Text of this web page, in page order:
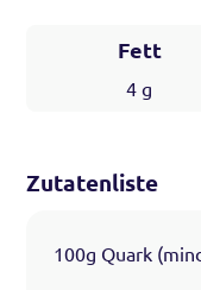
Fett
4 g
Zutatenliste
100g Quark